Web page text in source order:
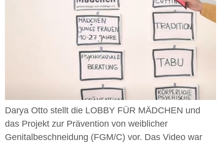
Darya Otto stellt die LOBBY FÜR MÄDCHEN und
das Projekt zur Prävention von weiblicher
Genitalbeschneidung (FGM/C) vor. Das Video war